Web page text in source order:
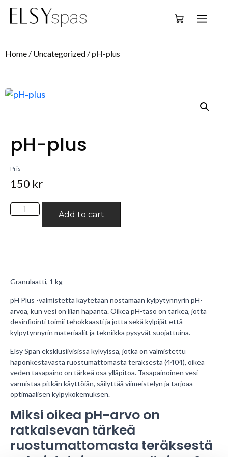
Home / Uncategorized / pH-plus
pH-plus
Pris
150 kr
Add to cart
Granulaatti, 1 kg
pH Plus -valmistetta käytetään nostamaan kylpytynnyrin pH-
arvoa, kun vesi on liian hapanta. Oikea pH-taso on tärkeä, jotta
desinfiointi toimii tehokkaasti ja jotta sekä kylpijät että
kylpytynnyrin materiaalit ja tekniikka pysyvät suojattuina.
Elsy Span eksklusiivisissa kylvyissä, jotka on valmistettu
haponkestävästä ruostumattomasta teräksestä (4404), oikea
veden tasapaino on tärkeä osa ylläpitoa. Tasapainoinen vesi
varmistaa pitkän käyttöiän, säilyttää viimeistelyn ja tarjoaa
optimaalisen kylpykokemuksen.
Miksi oikea pH-arvo on
ratkaisevan tärkeä
ruostumattomasta teräksestä